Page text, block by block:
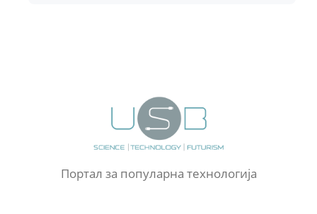
Портал за популарна технологија